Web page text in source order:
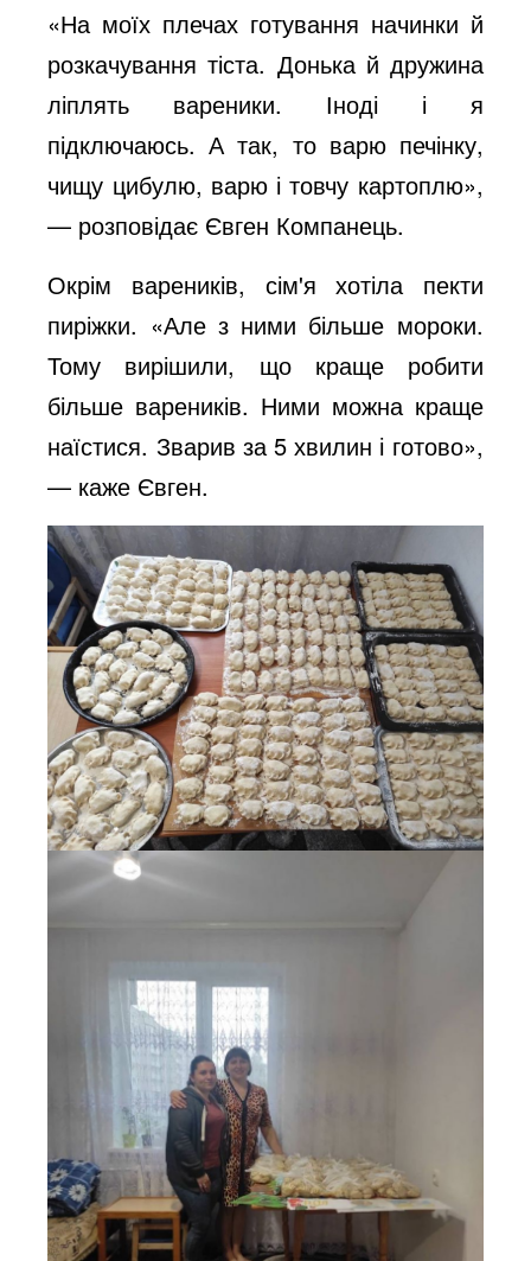
«На моїх плечах готування начинки й
розкачування тіста. Донька й дружина
ліплять вареники. Іноді і я
підключаюсь. А так, то варю печінку,
чищу цибулю, варю і товчу картоплю»,
— розповідає Євген Компанець.
Окрім вареників, сім'я хотіла пекти
пиріжки. «Але з ними більше мороки.
Тому вирішили, що краще робити
більше вареників. Ними можна краще
наїстися. Зварив за 5 хвилин і готово»,
— каже Євген.